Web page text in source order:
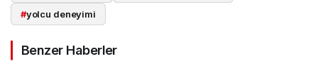
#yolcu deneyimi
Benzer Haberler